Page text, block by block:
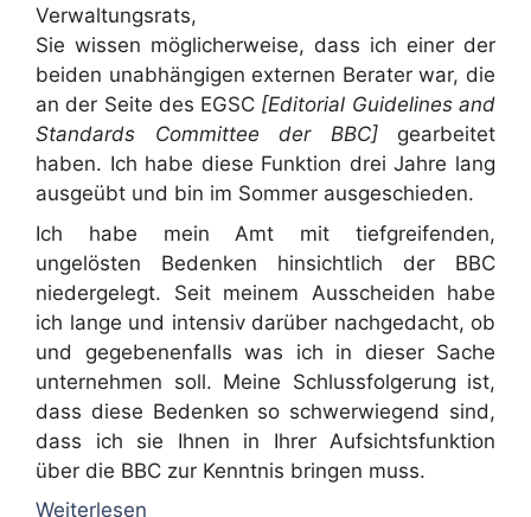
Verwaltungsrats,
Sie wissen möglicherweise, dass ich einer der
beiden unabhängigen externen Berater war, die
an der Seite des EGSC [Editorial Guidelines and
Standards Committee der BBC] gearbeitet
haben. Ich habe diese Funktion drei Jahre lang
ausgeübt und bin im Sommer ausgeschieden.
Ich habe mein Amt mit tiefgreifenden,
ungelösten Bedenken hinsichtlich der BBC
niedergelegt. Seit meinem Ausscheiden habe
ich lange und intensiv darüber nachgedacht, ob
und gegebenenfalls was ich in dieser Sache
unternehmen soll. Meine Schlussfolgerung ist,
dass diese Bedenken so schwerwiegend sind,
dass ich sie Ihnen in Ihrer Aufsichtsfunktion
über die BBC zur Kenntnis bringen muss.
Weiterlesen